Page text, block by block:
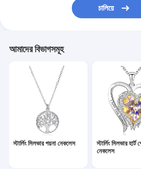
স্টার্লিং সিলভার গয়না ব্রেসলেট
কাস্টম সিলভার ব্রেসলেট
স্টার্লিং সিলভার নেকলেস চেইন
চিঠিপত্রের অলঙ্কার
চালিয়ে
আমাদের বিভাগসমূহ
স্টার্লিং সিলভার গয়না নেকলেস
স্টার্লিং সিলভার হার্ট
নেকলেস